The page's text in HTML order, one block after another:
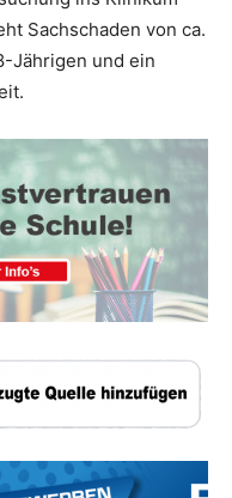
Sachschaden von ca.
Jährigen und ein